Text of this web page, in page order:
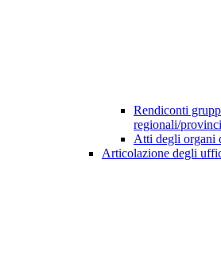
Rendiconti
regionali/
Atti degli organi
Articolazione degli